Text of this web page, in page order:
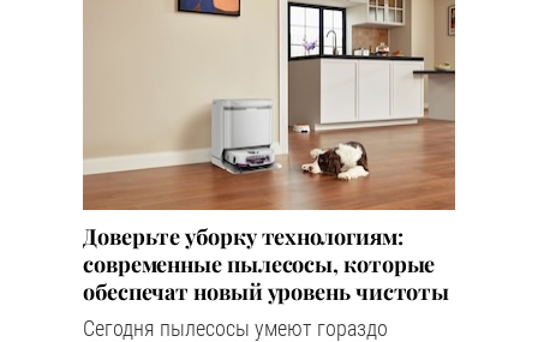
Доверьте уборку технологиям:
современные пылесосы, которые
обеспечат новый уровень чистоты
Сегодня пылесосы умеют гораздо